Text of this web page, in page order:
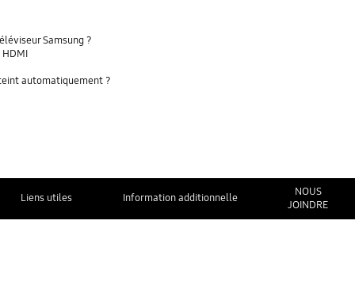
Samsung ?
automatiquement ?
Liens utiles Information additionnelle
NOUS
JOINDRE